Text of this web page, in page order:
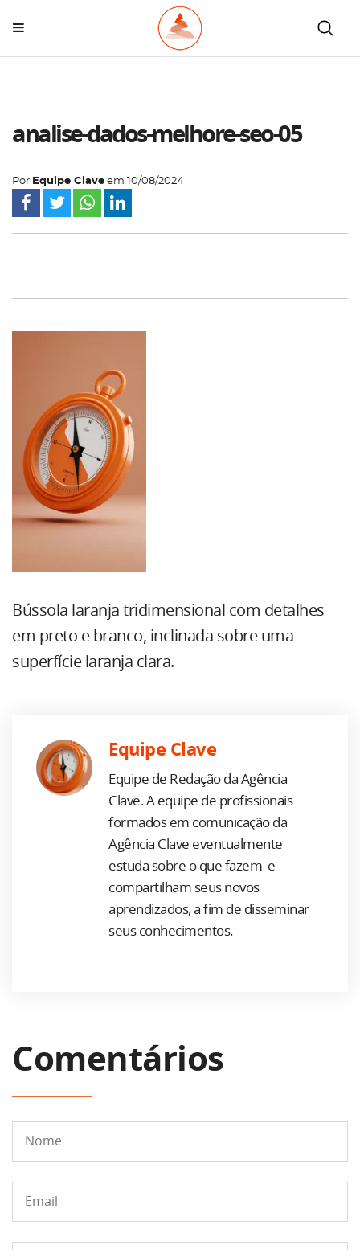
analise-dados-melhore-seo-05
Por Equipe Clave em 10/08/2024
Bússola laranja tridimensional com detalhes
em preto e branco, inclinada sobre uma
superfície laranja clara.
Equipe Clave
Equipe de Redação da Agência
Clave. A equipe de profissionais
formados em comunicação da
Agência Clave eventualmente
estuda sobre o que fazem e
compartilham seus novos
aprendizados, a fim de disseminar
seus conhecimentos.
Comentários